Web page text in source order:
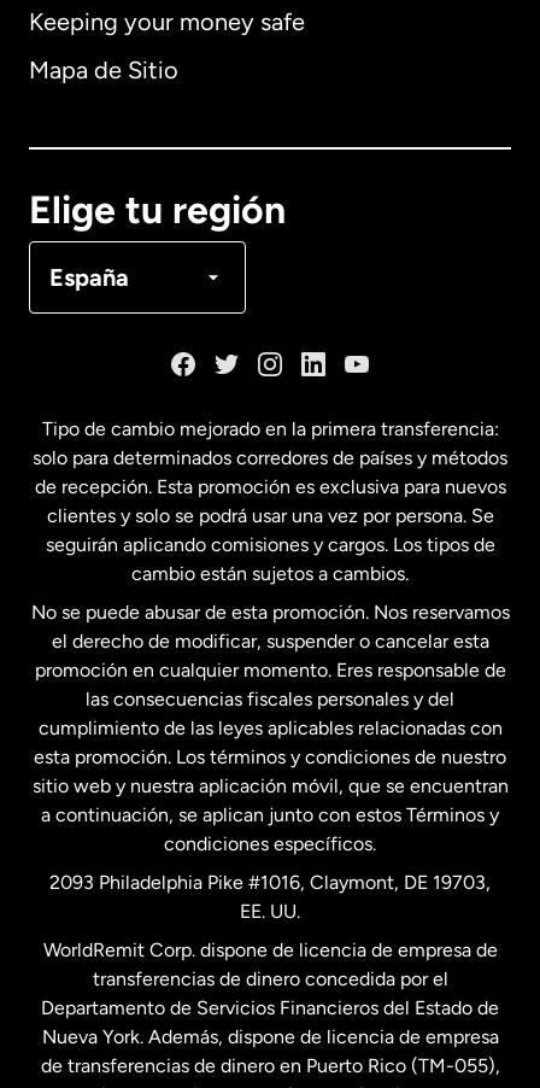
Keeping your money safe
Mapa de Sitio
Elige tu región
España
Alemania
Français
Estados Unidos English
Estados Unidos Español
Francia
Malasia
Nueva Zelanda
Países Bajos
Suecia
Tipo de cambio mejorado en la primera transferencia:
solo para determinados corredores de países y métodos
de recepción. Esta promoción es exclusiva para nuevos
clientes y solo se podrá usar una vez por persona. Se
seguirán aplicando comisiones y cargos. Los tipos de
cambio están sujetos a cambios.
No se puede abusar de esta promoción. Nos reservamos
el derecho de modificar, suspender o cancelar esta
promoción en cualquier momento. Eres responsable de
las consecuencias fiscales personales y del
cumplimiento de las leyes aplicables relacionadas con
esta promoción. Los términos y condiciones de nuestro
sitio web y nuestra aplicación móvil, que se encuentran
a continuación, se aplican junto con estos Términos y
condiciones específicos.
2093 Philadelphia Pike #1016, Claymont, DE 19703,
EE. UU.
WorldRemit Corp. dispone de licencia de empresa de
transferencias de dinero concedida por el
Departamento de Servicios Financieros del Estado de
Nueva York. Además, dispone de licencia de empresa
de transferencias de dinero en Puerto Rico (TM-055),